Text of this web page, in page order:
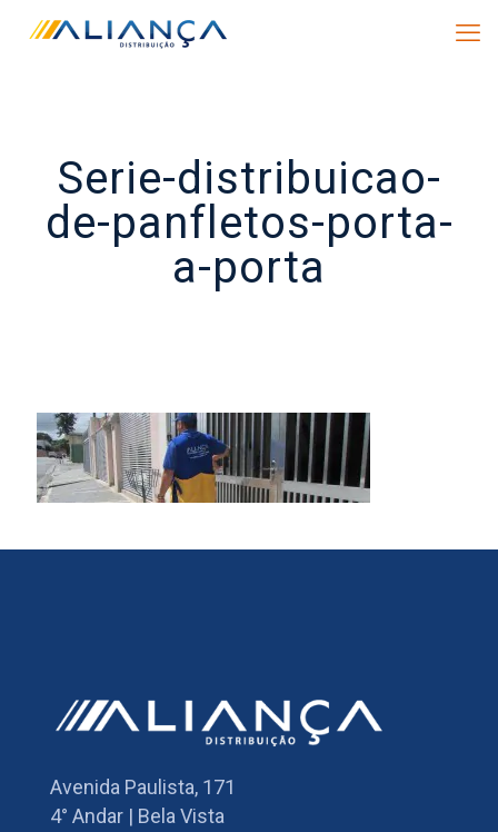
Serie-distribuicao-
de-panfletos-porta-
a-porta
Avenida Paulista, 171
4° Andar | Bela Vista